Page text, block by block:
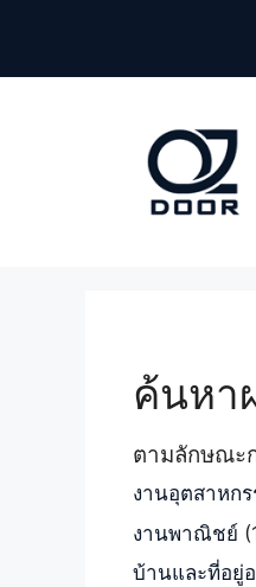
content
ค้นหา
ตามลักษณะ
งานอุตสาหกร
งานพาณิชย์
บ้านและที่อยู่